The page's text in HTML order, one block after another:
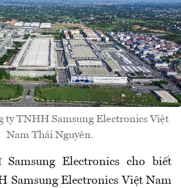
ty TNHH Samsung Electronics Việt
Nam Thái Nguyên.
Electronics cho biết
Samsung Electronics Việt Nam